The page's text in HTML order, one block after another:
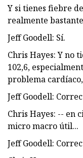
Y si tienes fiebre
realmente
Jeff Goodell: Sí.
Chris Hayes: Y no
102,6,
problema cardíaco,
Jeff Goodell:
Chris Hayes: -- en
micro macro útil...
Jeff Goodell: